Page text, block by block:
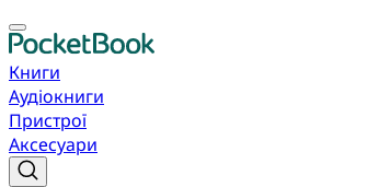
Книги
Аудіокниги
Пристрої
Аксесуари